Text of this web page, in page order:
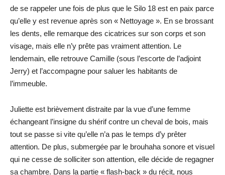
de se rappeler une fois de plus que le Silo 18 est en paix parce
qu’elle y est revenue après son « Nettoyage ». En se brossant
les dents, elle remarque des cicatrices sur son corps et son
visage, mais elle n’y prête pas vraiment attention. Le
lendemain, elle retrouve Camille (sous l’escorte de l’adjoint
Jerry) et l’accompagne pour saluer les habitants de
l’immeuble.
Juliette est brièvement distraite par la vue d’une femme
échangeant l’insigne du shérif contre un cheval de bois, mais
tout se passe si vite qu’elle n’a pas le temps d’y prêter
attention. De plus, submergée par le brouhaha sonore et visuel
qui ne cesse de solliciter son attention, elle décide de regagner
sa chambre. Dans la partie « flash-back » du récit, nous